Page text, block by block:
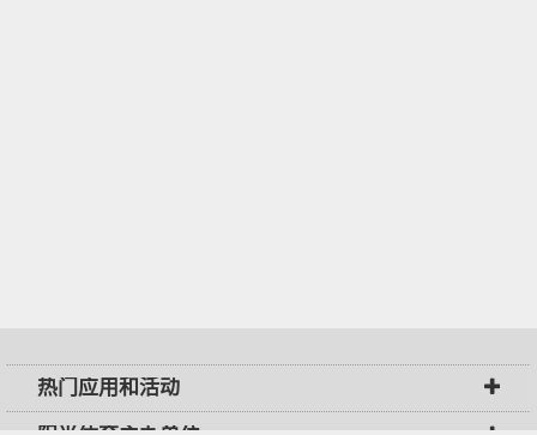
热门应用和活动